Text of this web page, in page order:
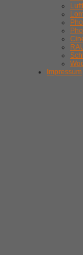
Impressum